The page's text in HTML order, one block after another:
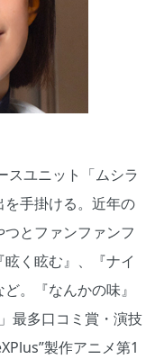
スユニット「ムシラ
手掛ける。近年の
とファンファンフ
く眩む』、『ナイ
。『なんかの味』
最多口コミ賞・演技
製作アニメ第1